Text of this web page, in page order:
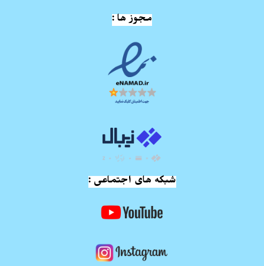
مجوز ها :
شبکه های اجتماعی :